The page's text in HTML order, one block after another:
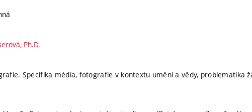
Ph.D.
Specifika média, fotografie v kontextu umění a vědy, problematika